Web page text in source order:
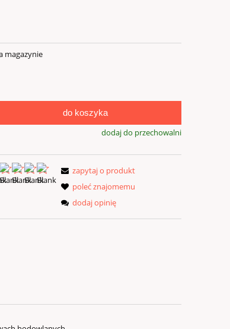
magazynie
do koszyka
dodaj do przechowalni
zapytaj o produkt
poleć znajomemu
dodaj opinię